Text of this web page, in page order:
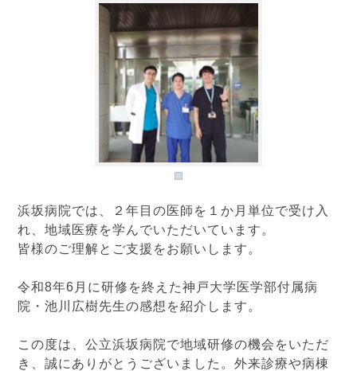
浜坂病院では、２年目の医師を１か月単位で受け入
れ、地域医療を学んでいただいています。
皆様のご理解とご支援をお願いします。
令和8年6月に研修を終えた神戸大学医学部付属病
院・池川広樹先生の感想を紹介します。
この度は、公立浜坂病院で地域研修の機会をいただ
き、誠にありがとうございました。外来診療や病棟